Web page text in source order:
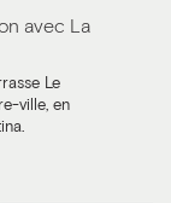
avec La
Le
ville, en